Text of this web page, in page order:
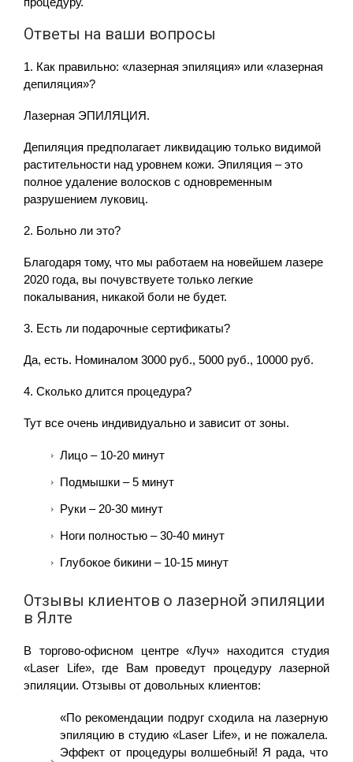
Ответы на ваши вопросы
1. Как правильно: «лазерная эпиляция» или «лазерная
депиляция»?
Лазерная ЭПИЛЯЦИЯ.
Депиляция предполагает ликвидацию только видимой
растительности над уровнем кожи. Эпиляция – это
полное удаление волосков с одновременным
разрушением луковиц.
2. Больно ли это?
Благодаря тому, что мы работаем на новейшем лазере
2020 года, вы почувствуете только легкие
покалывания, никакой боли не будет.
3. Есть ли подарочные сертификаты?
Да, есть. Номиналом 3000 руб., 5000 руб., 10000 руб.
4. Сколько длится процедура?
Тут все очень индивидуально и зависит от зоны.
Лицо – 10-20 минут
Подмышки – 5 минут
Руки – 20-30 минут
Ноги полностью – 30-40 минут
Глубокое бикини – 10-15 минут
Отзывы клиентов о лазерной эпиляции
в Ялте
В торгово-офисном центре «Луч» находится студия
«Laser Life», где Вам проведут процедуру лазерной
эпиляции. Отзывы от довольных клиентов:
«По рекомендации подруг сходила на лазерную
эпиляцию в студию «Laser Life», и не пожалела.
Эффект от процедуры волшебный! Я рада, что